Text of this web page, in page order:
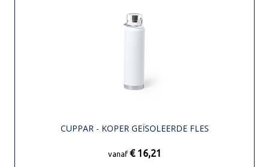
CUPPAR - KOPER GEÏSOLEERDE FLES
vanaf € 16,21